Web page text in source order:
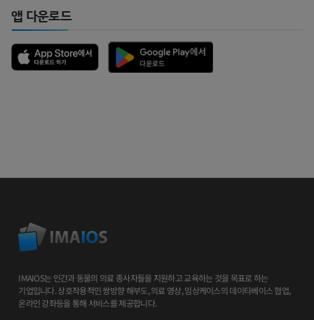
앱 다운로드
IMAIOS는 인간과 동물의 의료 종사자들을 지원하고 교육하는 것을 목표로 하는
기업입니다. 상호작용적인 쌍방향 해부도, 의료 영상, 임상케이스의 데이타베이스 협업,
온라인 강좌등을 통해 서비스를 제공합니다.